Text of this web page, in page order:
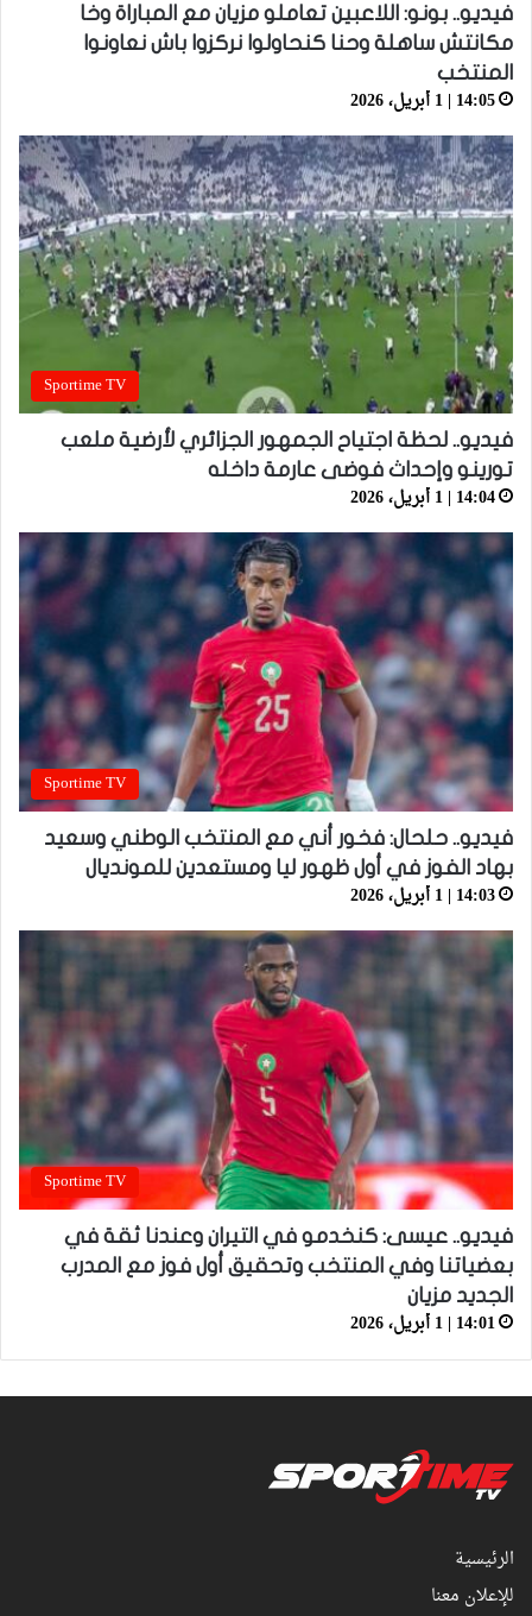
فيديو.. بونو: اللاعبين تعاملو مزيان مع المباراة وخا
مكانتش ساهلة وحنا كنحاولوا نركزوا باش نعاونوا
المنتخب
14:05 | 1 أبريل، 2026
Sportime TV
فيديو.. لحظة اجتياح الجمهور الجزائري لأرضية ملعب
تورينو وإحداث فوضى عارمة داخله
14:04 | 1 أبريل، 2026
Sportime TV
فيديو.. حلحال: فخور أني مع المنتخب الوطني وسعيد
بهاد الفوز في أول ظهور ليا ومستعدين للمونديال
14:03 | 1 أبريل، 2026
Sportime TV
فيديو.. عيسى: كنخدمو في التيران وعندنا ثقة في
بعضياتنا وفي المنتخب وتحقيق أول فوز مع المدرب
الجديد مزيان
14:01 | 1 أبريل، 2026
الرئيسية
للإعلان معنا